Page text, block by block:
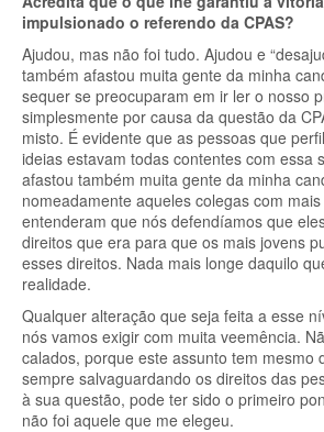
impulsionado o referendo da CPAS?
Ajudou, mas não foi tudo. Ajudou e
também afastou muita gente da minha
sequer se preocuparam em ir ler o nosso
simplesmente por causa da questão da
misto. É evidente que as pessoas que
ideias estavam todas contentes com essa
afastou também muita gente da minha
nomeadamente aqueles colegas com
entenderam que nós defendíamos que
direitos que era para que os mais jovens
esses direitos. Nada mais longe daquilo
realidade.
Qualquer alteração que seja feita a esse
nós vamos exigir com muita veemência.
calados, porque este assunto tem mesmo
sempre salvaguardando os direitos das
à sua questão, pode ter sido o primeiro
não foi aquele que me elegeu.